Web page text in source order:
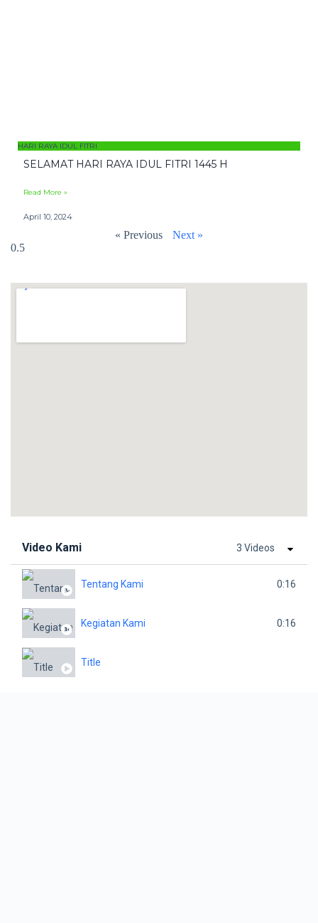
HARI RAYA IDUL FITRI
SELAMAT HARI RAYA IDUL FITRI 1445 H
Read More »
April 10, 2024
« Previous Next »
Video Kami 3 Videos
Tentang Kami 0:16
Kegiatan Kami 0:16
Title